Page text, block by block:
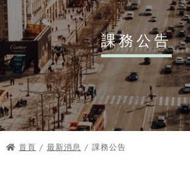
課務公告
首頁 / 最新消息 / 課務公告